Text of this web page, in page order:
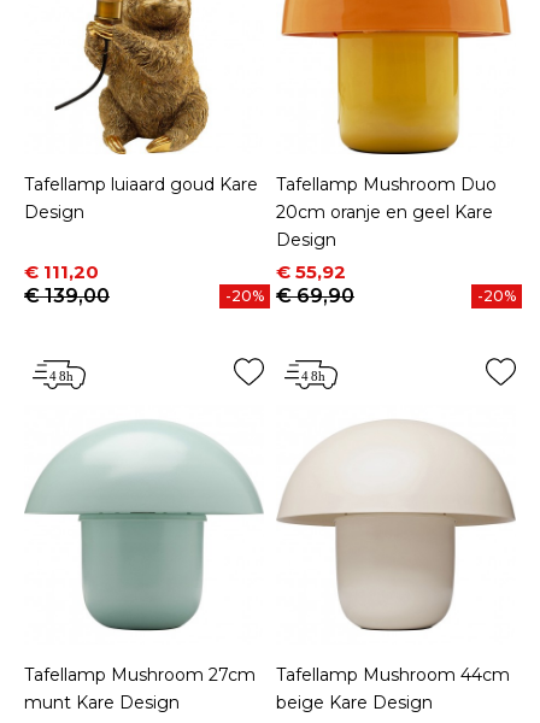
Tafellamp luiaard goud Kare
Design
Prijs
€ 111,20
Normale prijs
€ 139,00
-20%
Tafellamp Mushroom Duo
20cm oranje en geel Kare
Design
Prijs
€ 55,92
Normale prijs
€ 69,90
-20%
Tafellamp Mushroom 27cm
munt Kare Design
Tafellamp Mushroom 44cm
beige Kare Design